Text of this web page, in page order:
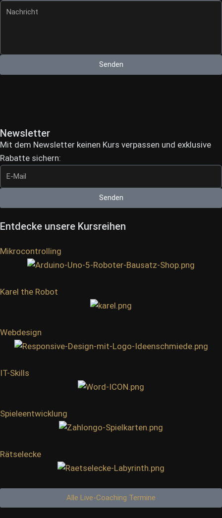
Senden
Newsletter
Mit dem Newsletter keinen Kurs verpassen und exklusive
Rabatte sichern:
Senden
Entdecke unsere Kursreihen
Mikrocontrolling
Karel the Robot
Webdesign
IT-Skills
Spieleentwicklung
Rätselecke
Alle Live-Coaching Termine